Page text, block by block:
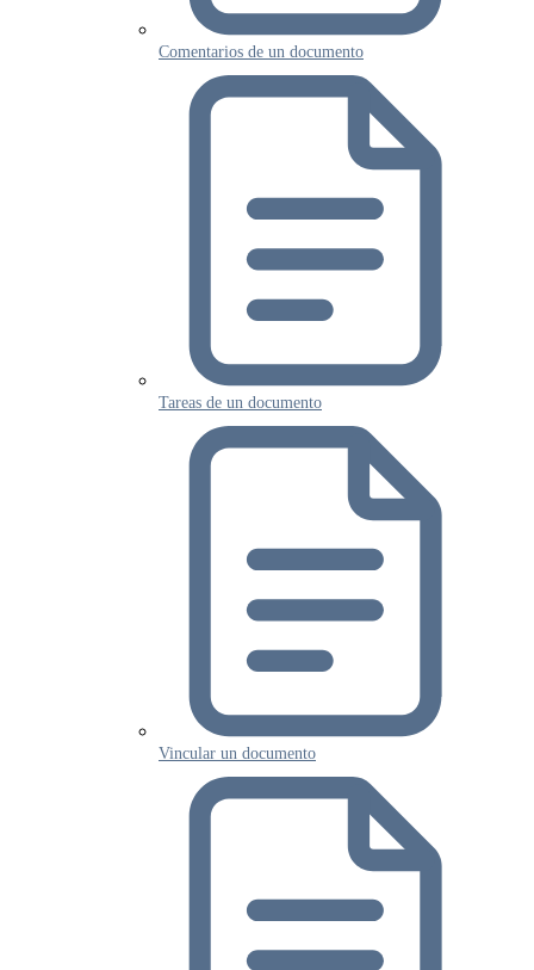
Comentarios de un documento
Tareas de un documento
Vincular un documento